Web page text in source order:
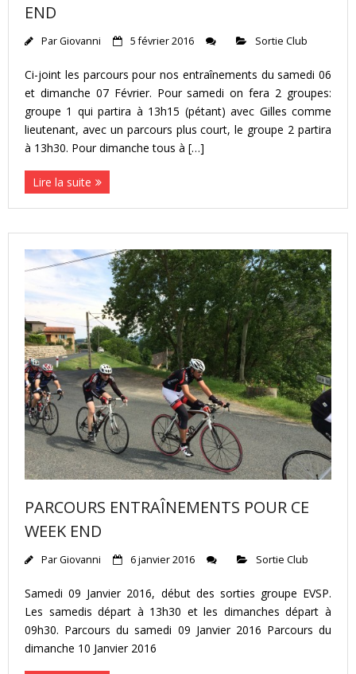
END
ParGiovanni 5 février 2016 Sortie Club
Ci-joint les parcours pour nos entraînements du samedi 06
et dimanche 07 Février. Pour samedi on fera 2 groupes:
groupe 1 qui partira à 13h15 (pétant) avec Gilles comme
lieutenant, avec un parcours plus court, le groupe 2 partira
à 13h30. Pour dimanche tous à […]
Lire la suite
PARCOURS ENTRAÎNEMENTS POUR CE
WEEK END
ParGiovanni 6 janvier 2016 Sortie Club
Samedi 09 Janvier 2016, début des sorties groupe EVSP.
Les samedis départ à 13h30 et les dimanches départ à
09h30. Parcours du samedi 09 Janvier 2016 Parcours du
dimanche 10 Janvier 2016